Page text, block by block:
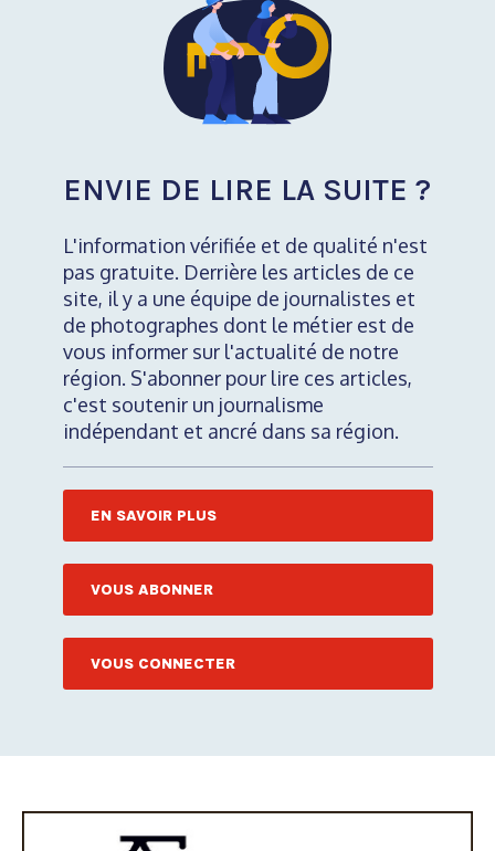
ENVIE DE LIRE LA SUITE ?
L'information vérifiée et de qualité n'est
pas gratuite. Derrière les articles de ce
site, il y a une équipe de journalistes et
de photographes dont le métier est de
vous informer sur l'actualité de notre
région. S'abonner pour lire ces articles,
c'est soutenir un journalisme
indépendant et ancré dans sa région.
EN SAVOIR PLUS
VOUS ABONNER
VOUS CONNECTER